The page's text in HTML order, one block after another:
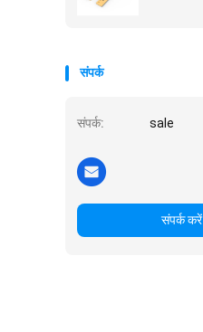
संपर्क
संपर्क: sale
संपर्क करें